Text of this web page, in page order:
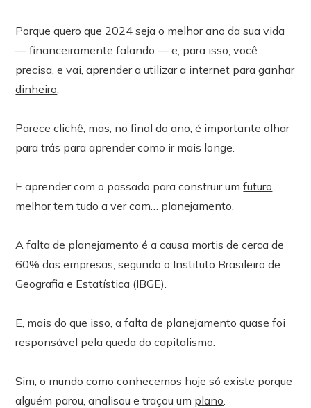
Porque quero que 2024 seja o melhor ano da sua vida
— financeiramente falando — e, para isso, você
precisa, e vai, aprender a utilizar a internet para ganhar
dinheiro
Parece clichê, mas, no final do ano, é importanteolhar
para trás para aprender como ir mais longe.
E aprender com o passado para construir umfuturo
melhor tem tudo a ver com… planejamento.
A falta de planejamento é a causa mortis de cerca de
60% das empresas, segundo o Instituto Brasileiro de
Geografia e Estatística (IBGE).
E, mais do que isso, a falta de planejamento quase foi
responsável pela queda do capitalismo.
Sim, o mundo como conhecemos hoje só existe porque
alguém parou, analisou e traçou um plano